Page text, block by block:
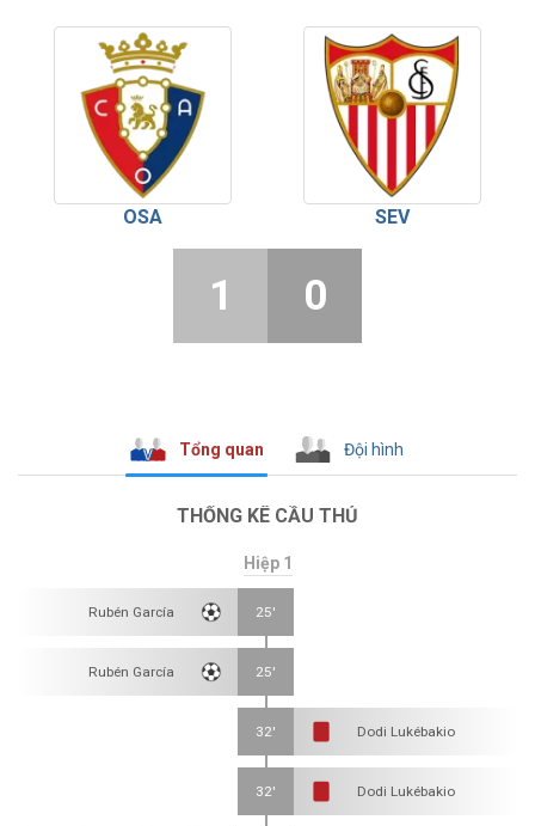
OSA SEV
1 0
Tổng quan Đội hình
THỐNG KÊ CẦU THỦ
Hiệp 1
Rubén García 25'
Rubén García 25'
32' Dodi Lukébakio
32' Dodi Lukébakio